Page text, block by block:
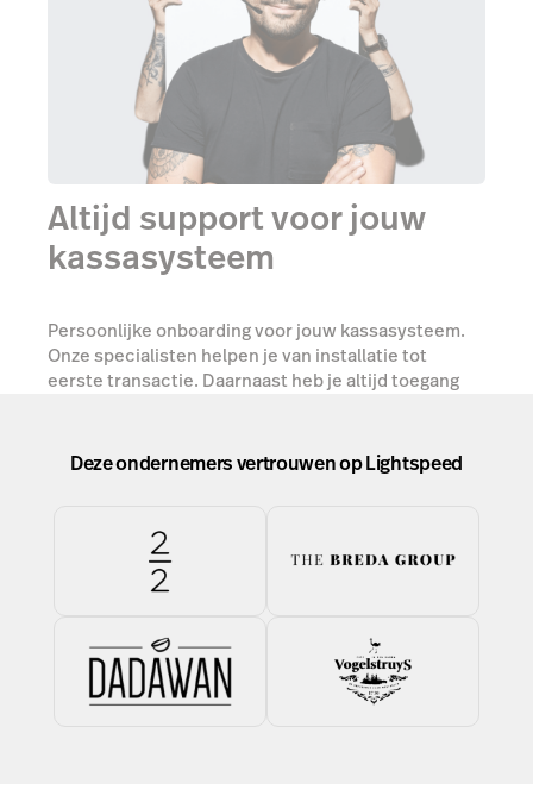
Altijd support voor jouw
kassasysteem
Persoonlijke onboarding voor jouw kassasysteem.
Onze specialisten helpen je van installatie tot
eerste transactie. Daarnaast heb je altijd toegang
Begin vandaag
Deze ondernemers vertrouwen op Lightspeed